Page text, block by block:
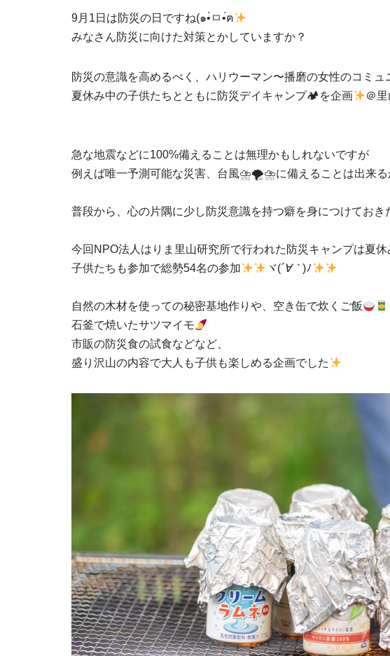
9月1日は防災の日ですね(๑•̀ㅁ•́ฅ
みなさん防災に向けた対策とかしていますか？
防災の意識を高めるべく、ハリウーマン〜播磨の女性のコミュ
夏休み中の子供たちとともに防災デイキャンプ🏕を企画
＠
急な地震などに100%備えることは無理かもしれないですが
例えば唯一予測可能な災害、台風⛈🌪⛈に備えることは出来る
普段から、心の片隅に少し防災意識を持つ癖を身につけておき
今回NPO法人はりま里山研究所で行われた防災キャンプは夏休
子供たちも参加で総勢54名の参加
ヾ(´∀｀)ﾉ
自然の木材を使っての秘密基地作りや、空き缶で炊くご飯
石釜で焼いたサツマイモ
市販の防災食の試食などなど、
盛り沢山の内容で大人も子供も楽しめる企画でした